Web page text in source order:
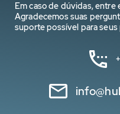
Em caso de dúvidas, entre
Agradecemos suas
suporte possível para seus